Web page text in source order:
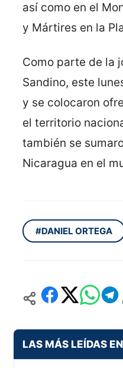
así como en el
y Mártires en la
Como parte de la
Sandino, este
y se colocaron
el territorio
también se
Nicaragua en el
#DANIEL ORTEGA
LAS MÁS LEÍDAS